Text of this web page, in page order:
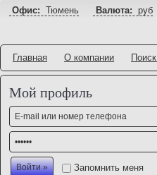
Офис: Тюмень Валюта: руб
Главная О компании
Мой профиль
Запомнить меня